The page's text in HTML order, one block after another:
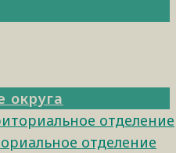
округа
отделение
отделение